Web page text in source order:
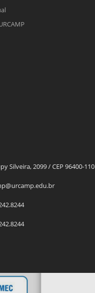
Silveira, 2099 / CEP 96400-110